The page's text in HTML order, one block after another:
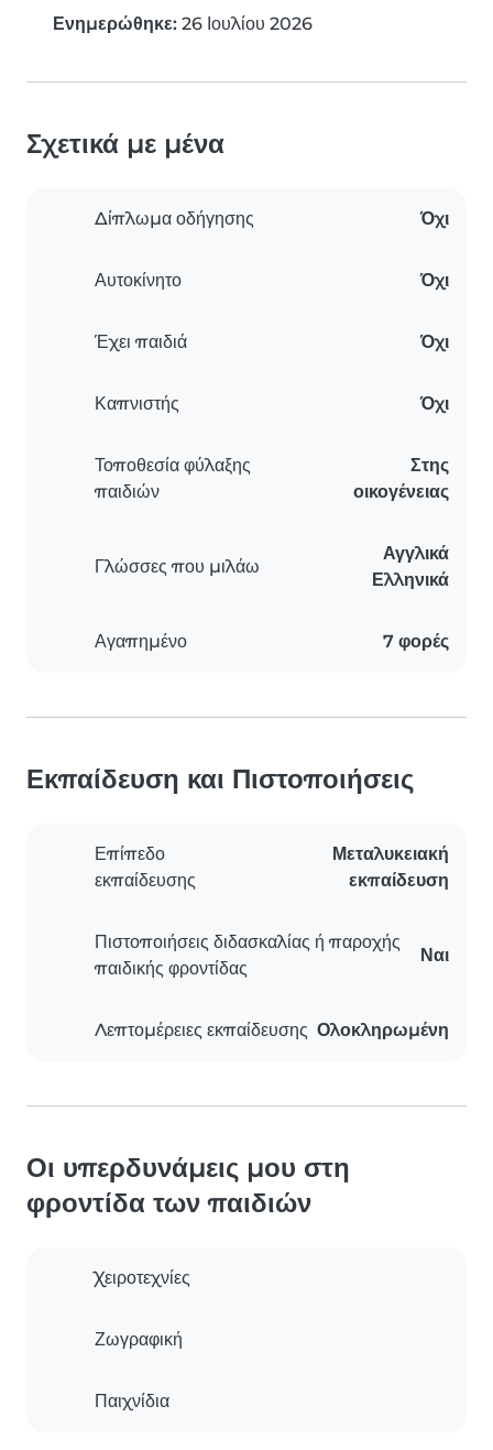
Ενημερώθηκε: 26 Ιουλίου 2026
Σχετικά με μένα
Δίπλωμα οδήγησης Όχι
Αυτοκίνητο Όχι
Έχει παιδιά Όχι
Καπνιστής Όχι
Τοποθεσία φύλαξης
παιδιών
Στης
οικογένειας
Γλώσσες που μιλάω
Αγγλικά
Ελληνικά
Αγαπημένο 7 φορές
Εκπαίδευση και Πιστοποιήσεις
Επίπεδο
εκπαίδευσης
Μεταλυκειακή
εκπαίδευση
Πιστοποιήσεις διδασκαλίας ή παροχής
παιδικής φροντίδας
Ναι
Λεπτομέρειες εκπαίδευσης Ολοκληρωμένη
Οι υπερδυνάμεις μου στη
φροντίδα των παιδιών
Χειροτεχνίες
Ζωγραφική
Παιχνίδια